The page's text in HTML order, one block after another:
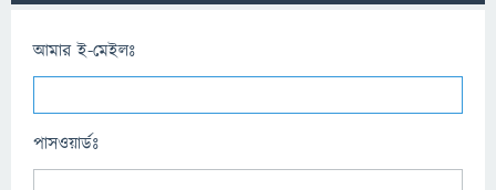
আমার ই-মেইলঃ
পাসওয়ার্ডঃ